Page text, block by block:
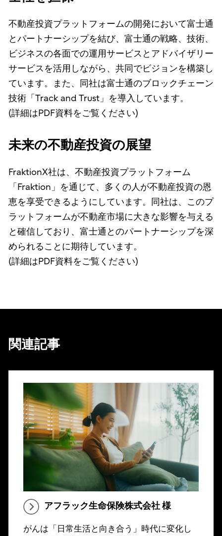
不動産投資プラットフォームの開発において富士通
とパートナーシップを結び、富士通の戦略、技術、
ビジネスの各面での運用サービスとアドバイザリー
サービスを活用しながら、共同でビジョンを構築し
ています。また、同社は富士通のブロックチェーン
技術「Track and Trust」を導入しています。
(詳細はPDF資料をご覧ください)
未来の不動産投資の展望
FraktionX社は、不動産投資プラットフォーム
「Fraktion」を通じて、多くの人が不動産投資の恩
恵を享受できるようにしています。同社は、このプ
ラットフォームが不動産市場に大きな影響を与える
と確信しており、富士通とのパートナーシップを深
められることに期待しています。
(詳細はPDF資料をご覧ください)
関連記事
アフラック生命保険株式会社 様
がんは「日常生活と向き合う」時代に変化し